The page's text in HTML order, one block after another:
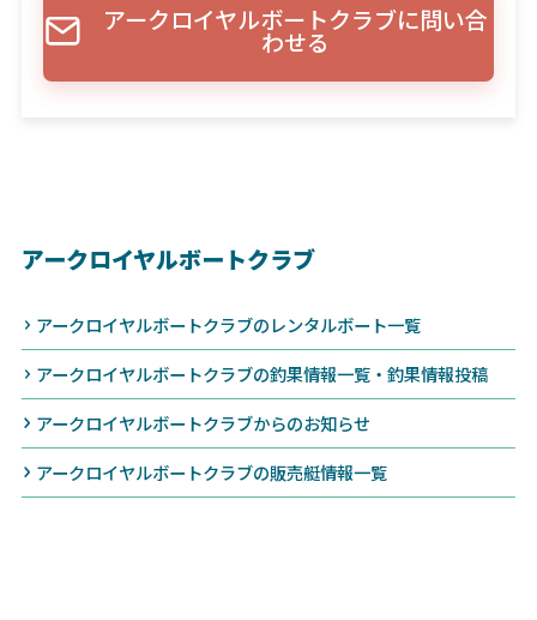
アークロイヤルボートクラブに問い合
わせる
アークロイヤルボートクラブ
アークロイヤルボートクラブのレンタルボート一覧
アークロイヤルボートクラブの釣果情報一覧・釣果情報投稿
アークロイヤルボートクラブからのお知らせ
アークロイヤルボートクラブの販売艇情報一覧